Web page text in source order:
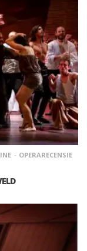
OPERARECENSIE